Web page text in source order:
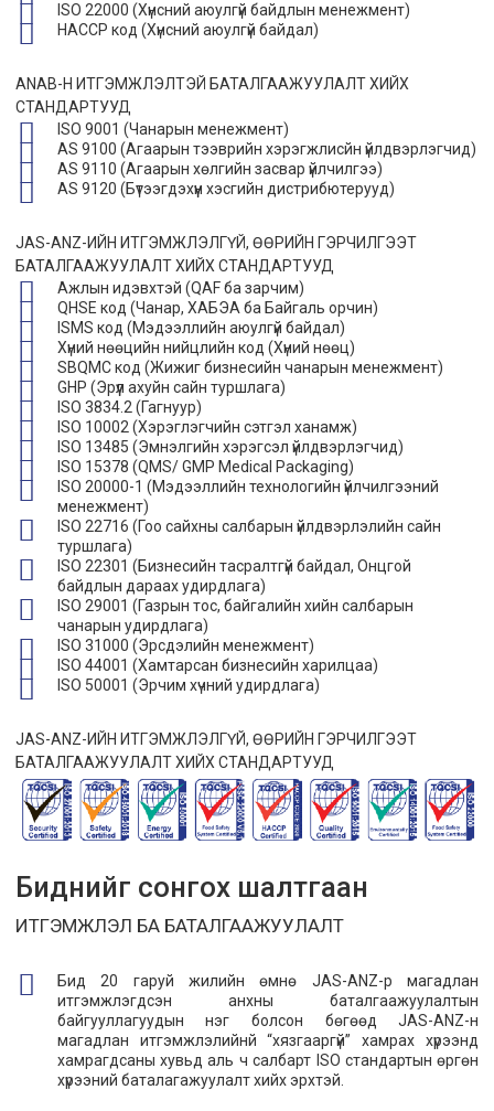
ISO 22000 (Хүнсний аюулгүй байдлын менежмент)
HACCP код (Хүнсний аюулгүй байдал)
ANAB-Н ИТГЭМЖЛЭЛТЭЙ БАТАЛГААЖУУЛАЛТ ХИЙХ
СТАНДАРТУУД
ISO 9001 (Чанарын менежмент)
AS 9100 (Агаарын тээврийн хэрэгжлисйн үйлдвэрлэгчид)
AS 9110 (Агаарын хөлгийн засвар үйлчилгээ)
AS 9120 (Бүтээгдэхүүн хэсгийн дистрибютерууд)
JAS-ANZ-ИЙН ИТГЭМЖЛЭЛГҮЙ, ӨӨРИЙН ГЭРЧИЛГЭЭТ
БАТАЛГААЖУУЛАЛТ ХИЙХ СТАНДАРТУУД
Ажлын идэвхтэй (QAF ба зарчим)
QHSE код (Чанар, ХАБЭА ба Байгаль орчин)
ISMS код (Мэдээллийн аюулгүй байдал)
Хүний нөөцийн нийцлийн код (Хүний нөөц)
SBQMC код (Жижиг бизнесийн чанарын менежмент)
GHP (Эрүүл ахуйн сайн туршлага)
ISO 3834.2 (Гагнуур)
ISO 10002 (Хэрэглэгчийн сэтгэл ханамж)
ISO 13485 (Эмнэлгийн хэрэгсэл үйлдвэрлэгчид)
ISO 15378 (QMS/ GMP Medical Packaging)
ISO 20000-1 (Мэдээллийн технологийн үйлчилгээний
менежмент)
ISO 22716 (Гоо сайхны салбарын үйлдвэрлэлийн сайн
туршлага)
ISO 22301 (Бизнесийн тасралтгүй байдал, Онцгой
байдлын дараах удирдлага)
ISO 29001 (Газрын тос, байгалийн хийн салбарын
чанарын удирдлага)
ISO 31000 (Эрсдэлийн менежмент)
ISO 44001 (Хамтарсан бизнесийн харилцаа)
ISO 50001 (Эрчим хүчний удирдлага)
JAS-ANZ-ИЙН ИТГЭМЖЛЭЛГҮЙ, ӨӨРИЙН ГЭРЧИЛГЭЭТ
БАТАЛГААЖУУЛАЛТ ХИЙХ СТАНДАРТУУД
Биднийг сонгох шалтгаан
ИТГЭМЖЛЭЛ БА БАТАЛГААЖУУЛАЛТ
Бид 20 гаруй жилийн өмнө JAS-ANZ-р магадлан
итгэмжлэгдсэн анхны баталгаажуулалтын
байгууллагуудын нэг болсон бөгөөд JAS-ANZ-н
магадлан итгэмжлэлийнй “хязгааргүй” хамрах хүрээнд
хамрагдсаны хувьд аль ч салбарт ISO стандартын өргөн
хүрээний баталагажуулалт хийх эрхтэй.